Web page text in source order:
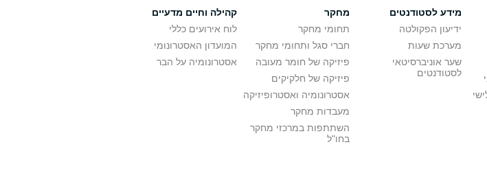
מידע לסטודנטים
ידיעון הפקולטה
מערכת שעות
שער אוניברסיטאי
לסטודנטים
מחקר
תחומי מחקר
חברי סגל ותחומי מחקר
פיזיקה של חומר מעובה
פיזיקה של חלקיקים
אסטרונומיה ואסטרופיזיקה
מעבדות מחקר
השתתפות במרכזי מחקר
בחו"ל
קהילה וחיים מדעיים
לוח אירועים כללי
המועדון האסטרונומי
אסטרונומיה על הבר